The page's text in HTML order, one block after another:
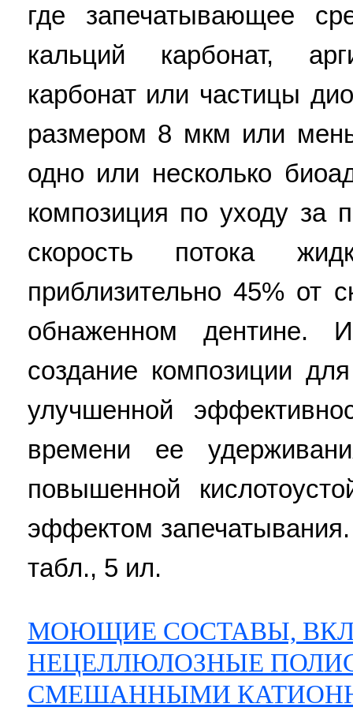
где запечатывающее
кальций карбонат,
карбонат или частицы
размером 8 мкм или
одно или несколько
композиция по уходу за
скорость потока
приблизительно 45% от
обнаженном дентине.
создание композиции
улучшенной
времени ее
повышенной
эффектом
табл., 5 ил.
МОЮЩИЕ СОСТАВЫ,
НЕЦЕЛЛЮЛОЗНЫЕ
СМЕШАННЫМИ